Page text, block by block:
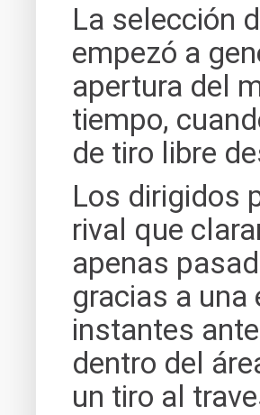
La selección
empezó a
apertura del
tiempo,
de tiro libre
Los dirigidos
rival que
apenas
gracias a una
instantes
dentro del
un tiro al